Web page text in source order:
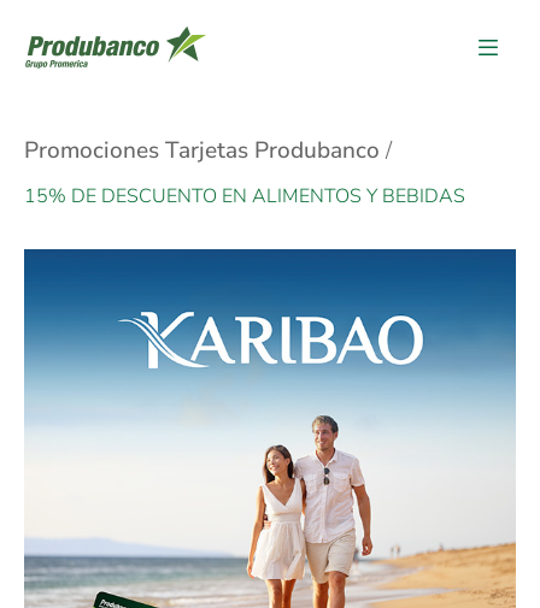
Promociones Tarjetas Produbanco
15% DE DESCUENTO EN ALIMENTOS Y BEBIDAS